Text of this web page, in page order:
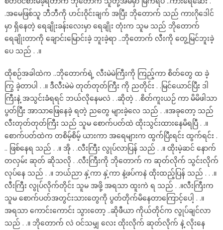
.အမေဖြစ်သူ ဘီဘီကို ဟင်းဝိုင်းချက် အပြီး ဘိုတောက် သည် ကားဂိုဒေါင်
မှာ ရှိနေတဲ့ ရေချိုးခန်းလေးမှာ ရေချိုး တုံးက သူမ သည် ဘိုတောက်
ရေချိုးတာကို ချောင်းမြောင်းခဲ့ ဘူးခဲ့ရာ ..ဘိုတောက် လီးကို တွေ့မြင်ဘူးခဲ့
ပေ သည် . .။
ထိုစဉ်အခါထဲက ..ဘိုတောက်ရဲ့ လီးမဲမဲကြီးကို ကြည့်ကာ စိတ်တွေ ထ ခဲ့
ကြွ ခဲ့တာပါ . .။ ဒီလီးမဲမဲ တုတ်တုတ်ကြီး ကို ညတိုင်း . .မြင်ယောင်ပြီး ဒါ
ကြီးနဲ့ အသွင်းခံရရင် ဘယ်လိုနေမလဲ . .ဆိုတဲ့ . .စိတ်ကူးယဉ် ကာ မိမိဖါသာ
ပွတ်ပြီး အာသာဖြေနေခဲ့ ရတဲ့ ညတွေ များခဲ့လေ သည် . .။အခုတော့ သည်
လီးတုတ်တုတ်ကြီး သည် သူမ စောက်ပတ်ထဲ ထိုးသွင်းထားနေမိရပြီ . .။
စောက်ပတ်ထဲက တစိမ့်စိမ့် ယားကာ အရေများက ထွက်ပြီးရင်း ထွက်ရင်း .
.. ဖြစ်နေရ သည် . .။ အို . .လီးကြီး လွုပ်လာပြန် သည် . .။ ထိုးမဲ့ဆင် နောက်
တလှမ်း ဆုတ် ဆိုသလို . .လီးကြီးကို ဘိုတောက် က ဆုတ်လိုက် သွင်းလိုက်
လုပ်နေ သည် . .။ ဘယ်ညာ နှဲ့ကာ နှဲ့ကာ နဲ့ဖပ်ကနဲ ထိုးထည့်ပြန် သည် . . .။
လီးကြီး လွုပ်လိုက်တိုင်း သူမ အဖို့ အရသာ ထူးကဲ ရ သည် . .။လီးကြီးက
သူမ စောက်ပတ်အတွင်းသားတွေကို ပွတ်တိုက်မိနေတာကြောင့်ပေါ့ . .။
အရသာ ကောင်းကောင်း သွားတော့ ..ဆိုဖီယာ ကိုယ်တိုင်က လွုပ်ချင်လာ
သည် . .။ ဘိုတောက် လဲ ဝင်သမျှ လေး ထိုးလိုက် ဆုတ်လိုက် နဲ့ လိုးနေ